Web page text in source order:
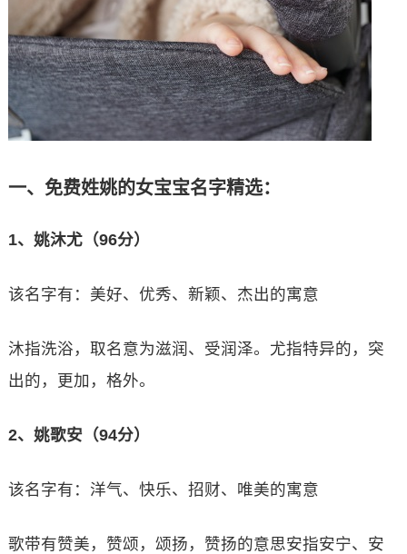
一、免费姓姚的女宝宝名字精选：
1、姚沐尤（96分）
该名字有：美好、优秀、新颖、杰出的寓意
沐指洗浴，取名意为滋润、受润泽。尤指特异的，突
出的，更加，格外。
2、姚歌安（94分）
该名字有：洋气、快乐、招财、唯美的寓意
歌带有赞美，赞颂，颂扬，赞扬的意思安指安宁、安